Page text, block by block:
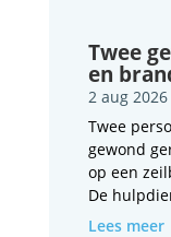
Twee
en
2 aug 2026
Twee
gewond
op een
De
Lees meer